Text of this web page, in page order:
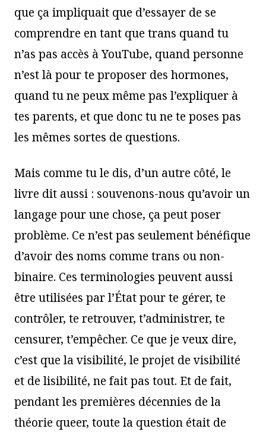
que ça impliquait que d’essayer de se
comprendre en tant que trans quand tu
n’as pas accès à YouTube, quand personne
n’est là pour te proposer des hormones,
quand tu ne peux même pas l’expliquer à
tes parents, et que donc tu ne te poses pas
les mêmes sortes de questions.
Mais comme tu le dis, d’un autre côté, le
livre dit aussi : souvenons-nous qu’avoir un
langage pour une chose, ça peut poser
problème. Ce n’est pas seulement bénéfique
d’avoir des noms comme trans ou non-
binaire. Ces terminologies peuvent aussi
être utilisées par l’État pour te gérer, te
contrôler, te retrouver, t’administrer, te
censurer, t’empêcher. Ce que je veux dire,
c’est que la visibilité, le projet de visibilité
et de lisibilité, ne fait pas tout. Et de fait,
pendant les premières décennies de la
théorie queer, toute la question était de